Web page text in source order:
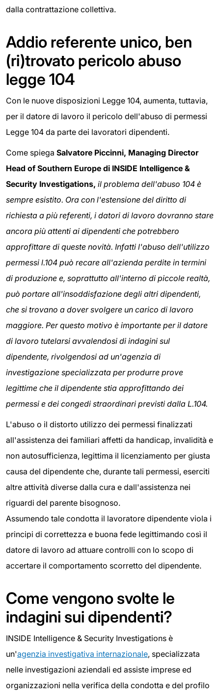
dalla contrattazione collettiva.
Addio referente unico, ben
(ri)trovato pericolo abuso
legge 104
Con le nuove disposizioni Legge 104, aumenta, tuttavia,
per il datore di lavoro il pericolo dell'abuso di permessi
Legge 104 da parte dei lavoratori dipendenti.
Come spiega Salvatore Piccinni, Managing Director
Head of Southern Europe di INSIDE Intelligence &
Security Investigations, il problema dell'abuso 104 è
sempre esistito. Ora con l'estensione del diritto di
richiesta a più referenti, i datori di lavoro dovranno stare
ancora più attenti ai dipendenti che potrebbero
approfittare di queste novità. Infatti l'abuso dell'utilizzo
permessi l.104 può recare all'azienda perdite in termini
di produzione e, soprattutto all'interno di piccole realtà,
può portare all'insoddisfazione degli altri dipendenti,
che si trovano a dover svolgere un carico di lavoro
maggiore. Per questo motivo è importante per il datore
di lavoro tutelarsi avvalendosi di indagini sul
dipendente, rivolgendosi ad un'agenzia di
investigazione specializzata per produrre prove
legittime che il dipendente stia approfittando dei
permessi e dei congedi straordinari previsti dalla L.104.
L'abuso o il distorto utilizzo dei permessi finalizzati
all'assistenza dei familiari affetti da handicap, invalidità e
non autosufficienza, legittima il licenziamento per giusta
causa del dipendente che, durante tali permessi, eserciti
altre attività diverse dalla cura e dall'assistenza nei
riguardi del parente bisognoso.
Assumendo tale condotta il lavoratore dipendente viola i
principi di correttezza e buona fede legittimando così il
datore di lavoro ad attuare controlli con lo scopo di
accertare il comportamento scorretto del dipendente.
Come vengono svolte le
indagini sui dipendenti?
INSIDE Intelligence & Security Investigations è
un'agenzia investigativa internazionale, specializzata
nelle investigazioni aziendali ed assiste imprese ed
organizzazioni nella verifica della condotta e del profilo